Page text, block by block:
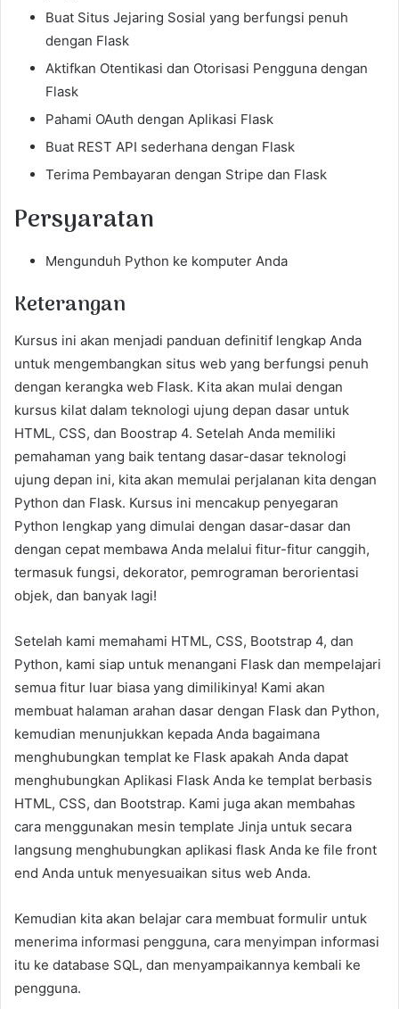
Buat Situs Jejaring Sosial yang berfungsi penuh
dengan Flask
Aktifkan Otentikasi dan Otorisasi Pengguna dengan
Flask
Pahami OAuth dengan Aplikasi Flask
Buat REST API sederhana dengan Flask
Terima Pembayaran dengan Stripe dan Flask
Persyaratan
Mengunduh Python ke komputer Anda
Keterangan
Kursus ini akan menjadi panduan definitif lengkap Anda
untuk mengembangkan situs web yang berfungsi penuh
dengan kerangka web Flask. Kita akan mulai dengan
kursus kilat dalam teknologi ujung depan dasar untuk
HTML, CSS, dan Boostrap 4. Setelah Anda memiliki
pemahaman yang baik tentang dasar-dasar teknologi
ujung depan ini, kita akan memulai perjalanan kita dengan
Python dan Flask. Kursus ini mencakup penyegaran
Python lengkap yang dimulai dengan dasar-dasar dan
dengan cepat membawa Anda melalui fitur-fitur canggih,
termasuk fungsi, dekorator, pemrograman berorientasi
objek, dan banyak lagi!
Setelah kami memahami HTML, CSS, Bootstrap 4, dan
Python, kami siap untuk menangani Flask dan mempelajari
semua fitur luar biasa yang dimilikinya! Kami akan
membuat halaman arahan dasar dengan Flask dan Python,
kemudian menunjukkan kepada Anda bagaimana
menghubungkan templat ke Flask apakah Anda dapat
menghubungkan Aplikasi Flask Anda ke templat berbasis
HTML, CSS, dan Bootstrap. Kami juga akan membahas
cara menggunakan mesin template Jinja untuk secara
langsung menghubungkan aplikasi flask Anda ke file front
end Anda untuk menyesuaikan situs web Anda.
Kemudian kita akan belajar cara membuat formulir untuk
menerima informasi pengguna, cara menyimpan informasi
itu ke database SQL, dan menyampaikannya kembali ke
pengguna.